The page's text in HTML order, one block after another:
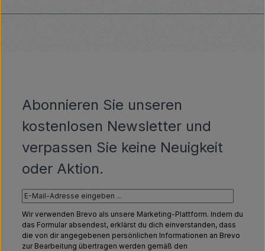
Abonnieren Sie unseren
kostenlosen Newsletter und
verpassen Sie keine Neuigkeit
oder Aktion.
Wir verwenden Brevo als unsere Marketing-Plattform. Indem du
das Formular absendest, erklärst du dich einverstanden, dass
die von dir angegebenen persönlichen Informationen an Brevo
zur Bearbeitung übertragen werden gemäß den